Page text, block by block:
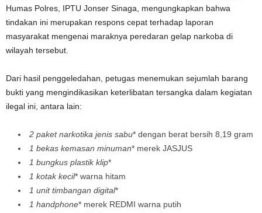
Humas Polres, IPTU Jonser Sinaga, mengungkapkan bahwa
tindakan ini merupakan respons cepat terhadap laporan
masyarakat mengenai maraknya peredaran gelap narkoba di
wilayah tersebut.
Dari hasil penggeledahan, petugas menemukan sejumlah barang
bukti yang mengindikasikan keterlibatan tersangka dalam kegiatan
ilegal ini, antara lain:
2 paket narkotika jenis sabu* dengan berat bersih 8,19 gram
1 bekas kemasan minuman* merek JASJUS
1 bungkus plastik klip*
1 kotak kecil* warna hitam
1 unit timbangan digital*
1 handphone* merek REDMI warna putih